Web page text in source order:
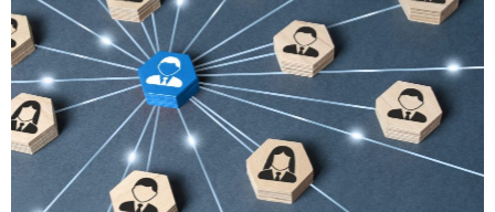
現在第一頁，甚至是第一個位置，可想而知倘若在第一
頁，那麼透過這樣排名，是不是就可以免費的帶來更多客
戶呢？ 戰國策SEO的服務優勢： 1.關鍵字保證登上第一頁
保證登上搜尋引擎第一頁， 讓SEO預算效益最大化。提供
關鍵字排名SEO報表， 讓客戶了解查看目前設定的關鍵字
在搜尋引擎最新的排名。 2.簽SEO年約一次性付款送企業
網站+送SSL一年 戰國策獨家贈送符合SEO演算法的經濟型